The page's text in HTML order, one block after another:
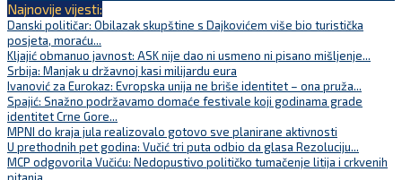
Najnovije vijesti:
Danski političar: Obilazak skupštine s Dajkovićem više bio turistička
posjeta, moraću...
Kljajić obmanuo javnost: ASK nije dao ni usmeno ni pisano mišljenje...
Srbija: Manjak u državnoj kasi milijardu eura
Ivanović za Eurokaz: Evropska unija ne briše identitet – ona pruža...
Spajić: Snažno podržavamo domaće festivale koji godinama grade
identitet Crne Gore...
MPNI do kraja jula realizovalo gotovo sve planirane aktivnosti
U prethodnih pet godina: Vučić tri puta odbio da glasa Rezoluciju...
MCP odgovorila Vučiću: Nedopustivo političko tumačenje litija i crkvenih